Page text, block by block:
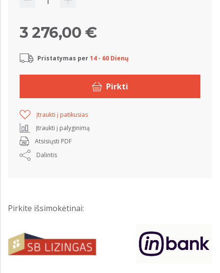
3 276,00 €
Pristatymas per14 - 60 Dienų
Pirkti
Įtraukti į patikusias
Įtraukti į palyginimą
Atsisiųsti PDF
Dalintis
Pirkite išsimokėtinai: